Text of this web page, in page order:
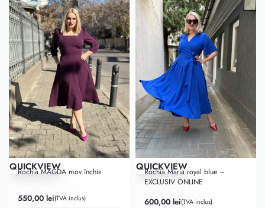
Top Favorite
QUICKVIEW
Rochia MAGDA mov închis
Evaluat la 5.00din 5
550,00 lei(TVA inclus)
QUICKVIEW
Rochia Maria royal blue –
EXCLUSIV ONLINE
600,00 lei(TVA inclus)